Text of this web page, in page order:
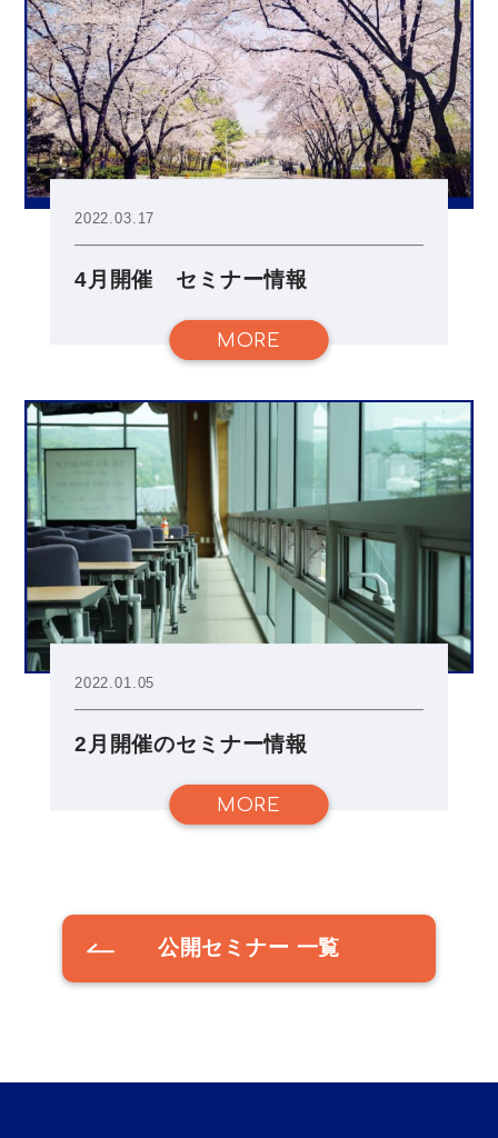
2022.03.17
4月開催 セミナー情報
MORE
2022.01.05
2月開催のセミナー情報
MORE
公開セミナー 一覧